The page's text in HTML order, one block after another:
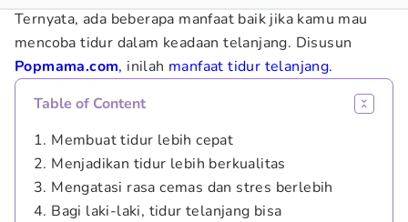
Ternyata, ada beberapa manfaat baik jika kamu mau
mencoba tidur dalam keadaan telanjang. Disusun
Popmama.com, inilah manfaat tidur telanjang.
Table of Content
1. Membuat tidur lebih cepat
2. Menjadikan tidur lebih berkualitas
3. Mengatasi rasa cemas dan stres berlebih
4. Bagi laki-laki, tidur telanjang bisa